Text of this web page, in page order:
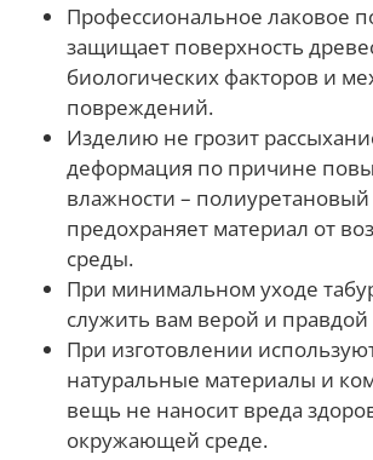
Профессиональное лаковое
защищает поверхность
биологических факторов и
повреждений.
Изделию не грозит
деформация по причине
влажности – полиуретановый
предохраняет материал от
среды.
При минимальном уходе
служить вам верой и правдой
При изготовлении
натуральные материалы и
вещь не наносит вреда
окружающей среде.